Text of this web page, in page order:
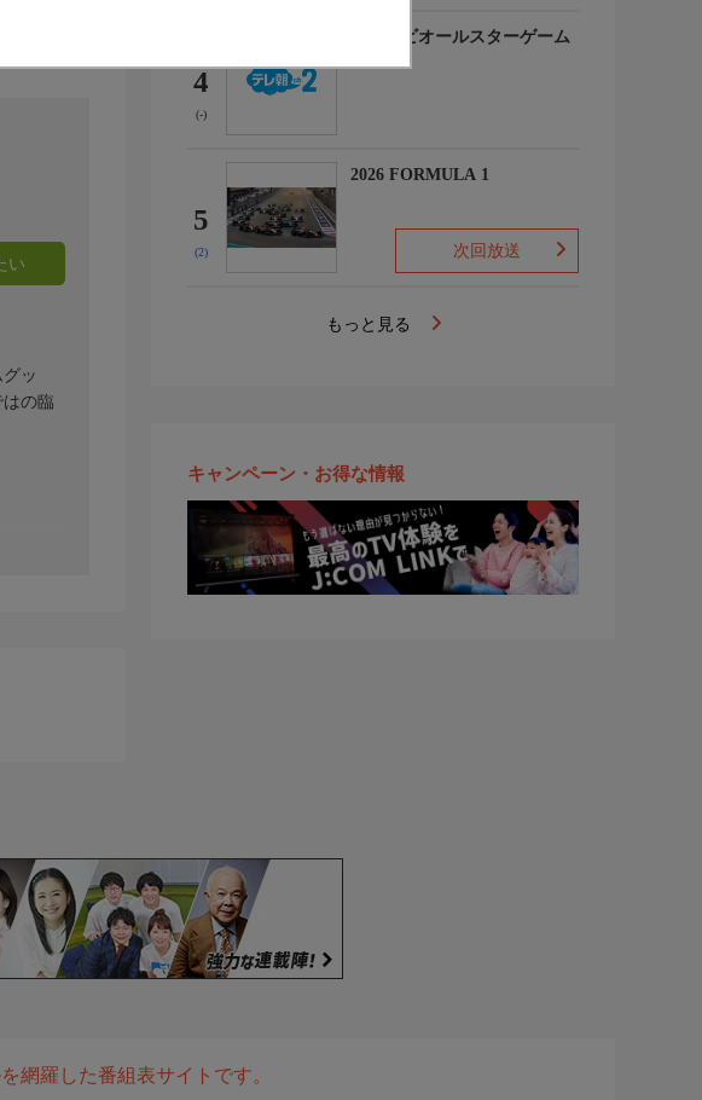
い
ッ
の臨
4
(-)
マイナビオールスターゲーム
2026
5
(2)
2026 FORMULA 1
次回放送
もっと見る
キャンペーン・お得な情報
網羅した番組表サイトです。